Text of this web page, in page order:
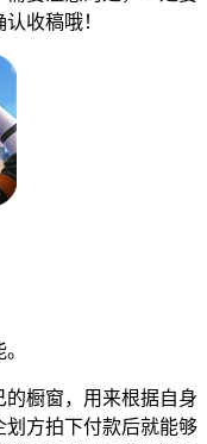
收稿哦！
橱窗，用来根据自身
方拍下付款后就能够